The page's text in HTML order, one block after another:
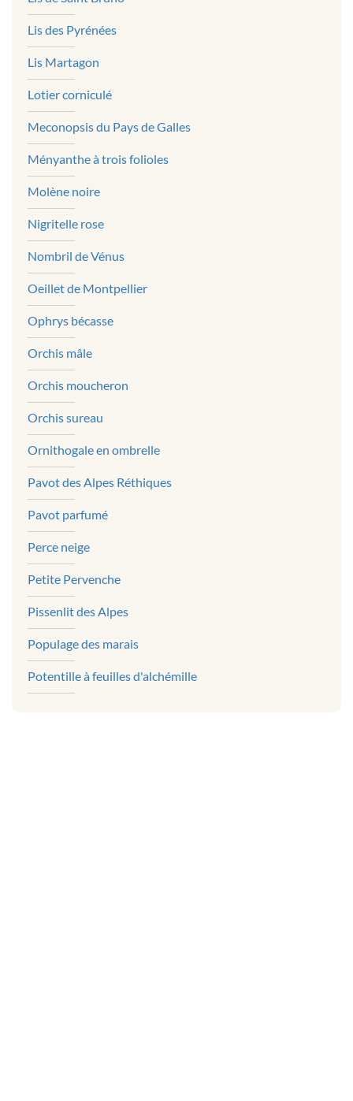
Lis des Pyrénées
Lis Martagon
Lotier corniculé
Meconopsis du Pays de Galles
Ményanthe à trois folioles
Molène noire
Nigritelle rose
Nombril de Vénus
Oeillet de Montpellier
Ophrys bécasse
Orchis mâle
Orchis moucheron
Orchis sureau
Ornithogale en ombrelle
Pavot des Alpes Réthiques
Pavot parfumé
Perce neige
Petite Pervenche
Pissenlit des Alpes
Populage des marais
Potentille à feuilles d'alchémille